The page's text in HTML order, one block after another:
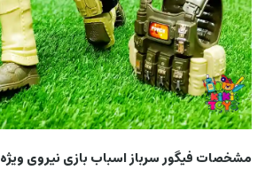
مشخصات فیگور سرباز اسباب بازی نیروی ویژه